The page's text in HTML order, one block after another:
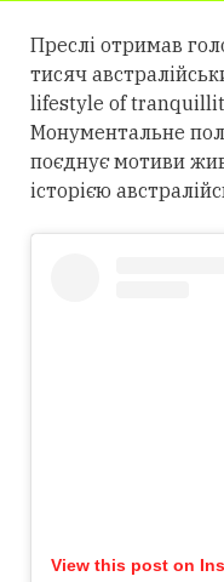
Преслі отримав
тисяч
lifestyle of
Монументальне
поєднує мотиви
історією
View this post on